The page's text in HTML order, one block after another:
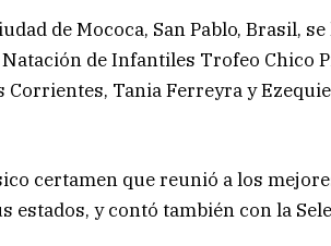
de Mococa, San Pablo, Brasil,
de Infantiles Trofeo Chico
Corrientes, Tania Ferreyra y
certamen que reunió a los
estados, y contó también con la